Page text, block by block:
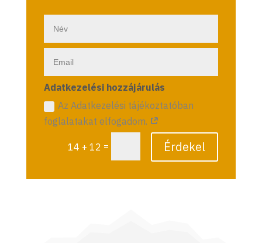
Adatkezelési hozzájárulás
Az Adatkezelési tájékoztatóban
foglalatakat elfogadom.
14 + 12 = Érdekel